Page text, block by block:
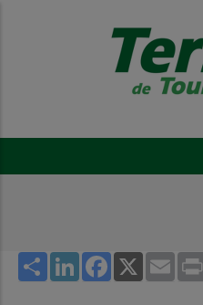
Share LinkedInFacebook
X Email